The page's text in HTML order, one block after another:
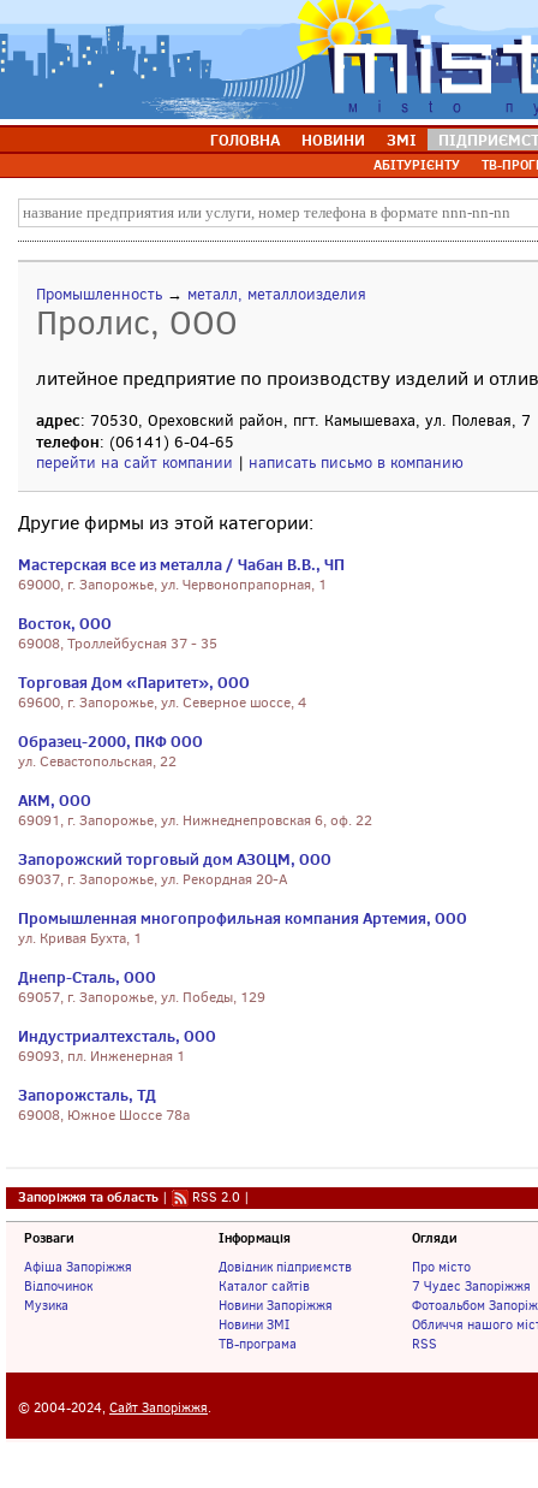
ГОЛОВНА НОВИНИ ЗМІ
АБІТУРІЄНТУ ТВ-
Промышленность → металл, металлоизделия
Пролис, ООО
литейное предприятие по производству изделий и
адрес: 70530, Ореховский район, пгт. Камышеваха, ул. Полевая, 7
телефон: (06141) 6-04-65
перейти на сайт компании | написать письмо в компанию
Другие фирмы из этой категории:
Мастерская все из металла / Чабан В.В., ЧП
69000, г. Запорожье, ул. Червонопрапорная, 1
Восток, ООО
69008, Троллейбусная 37 - 35
Торговая Дом «Паритет», ООО
69600, г. Запорожье, ул. Северное шоссе, 4
Образец-2000, ПКФ ООО
ул. Севастопольская, 22
АКМ, ООО
69091, г. Запорожье, ул. Нижнеднепровская 6, оф. 22
Запорожский торговый дом АЗОЦМ, ООО
69037, г. Запорожье, ул. Рекордная 20-А
Промышленная многопрофильная компания Артемия, ООО
ул. Кривая Бухта, 1
Днепр-Сталь, ООО
69057, г. Запорожье, ул. Победы, 129
Индустриалтехсталь, ООО
69093, пл. Инженерная 1
Запорожсталь, ТД
69008, Южное Шоссе 78а
Запоріжжя та область | RSS 2.0 |
Розваги
Афіша Запоріжжя
Відпочинок
Музика
Інформація
Довідник підприємств
Каталог сайтів
Новини Запоріжжя
Новини ЗМІ
ТВ-програма
Огляди
Про місто
7 Чудес Запоріжжя
Фотоальбом
Обличчя нашого
RSS
© 2004-2024, Сайт Запоріжжя.